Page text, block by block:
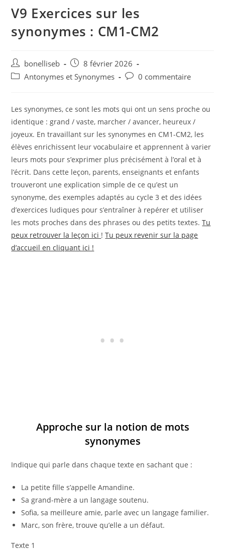
V9 Exercices sur les
synonymes : CM1-CM2
bonelliseb
8 février 2026
Antonymes et Synonymes
0 commentaire
Les synonymes, ce sont les mots qui ont un sens proche ou
identique : grand / vaste, marcher / avancer, heureux /
joyeux. En travaillant sur les synonymes en CM1-CM2, les
élèves enrichissent leur vocabulaire et apprennent à varier
leurs mots pour s’exprimer plus précisément à l’oral et à
l’écrit. Dans cette leçon, parents, enseignants et enfants
trouveront une explication simple de ce qu’est un
synonyme, des exemples adaptés au cycle 3 et des idées
d’exercices ludiques pour s’entraîner à repérer et utiliser
les mots proches dans des phrases ou des petits textes.Tu
peux retrouver la leçon ici !Tu peux revenir sur la page
d’accueil en cliquant ici !
Approche sur la notion de mots
synonymes
Indique qui parle dans chaque texte en sachant que :
La petite fille s’appelle Amandine.
Sa grand-mère a un langage soutenu.
Sofia, sa meilleure amie, parle avec un langage familier.
Marc, son frère, trouve qu’elle a un défaut.
Texte 1